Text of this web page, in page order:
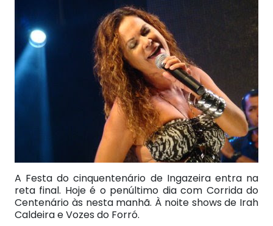
A Festa do cinquentenário de Ingazeira entra na
reta final. Hoje é o penúltimo dia com Corrida do
Centenário às nesta manhã. À noite shows de Irah
Caldeira e Vozes do Forró.